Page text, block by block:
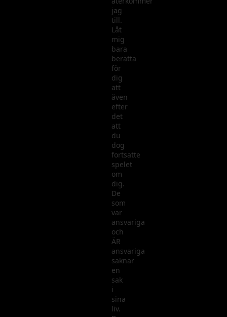
jag
till.
Låt
mig
bara
berätta
för
dig
att
även
efter
det
att
du
dog
fortsatte
spelet
om
dig.
De
som
var
ansvariga
och
ÄR
ansvariga
saknar
en
sak
i
sina
liv.